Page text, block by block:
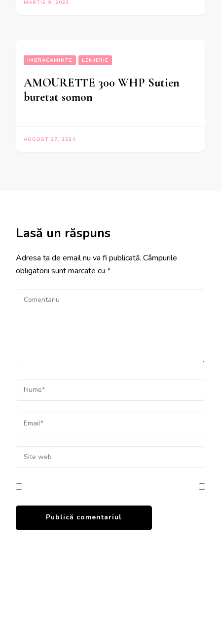
MARTIE 9, 2023
IMBRACAMINTE LENJERIE
AMOURETTE 300 WHP Sutien
buretat somon
AUGUST 27, 2024
Lasă un răspuns
Adresa ta de email nu va fi publicată. Câmpurile
obligatorii sunt marcate cu *